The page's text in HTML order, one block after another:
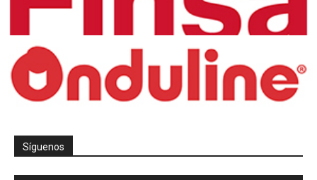
Síguenos